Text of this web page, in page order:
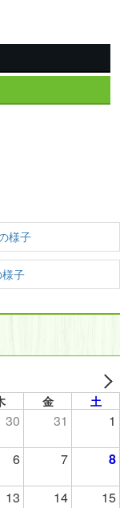
様子
様子
金 土
30 31 1
6 7 8
13 14 15